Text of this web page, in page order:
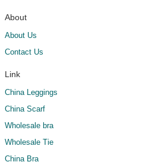
About
About Us
Contact Us
Link
China Leggings
China Scarf
Wholesale bra
Wholesale Tie
China Bra